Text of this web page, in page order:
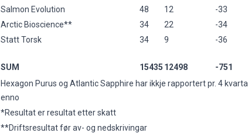
Salmon Evolution
48 12 -33
Arctic Bioscience**
34 22 -34
Statt Torsk
34 9 -36
SUM 15435 12498 -751
Hexagon Purus og Atlantic Sapphire har ikkje rapportert pr. 4 kvartal
enno
*Resultat er resultat etter skatt
**Driftsresultat før av- og nedskrivingar